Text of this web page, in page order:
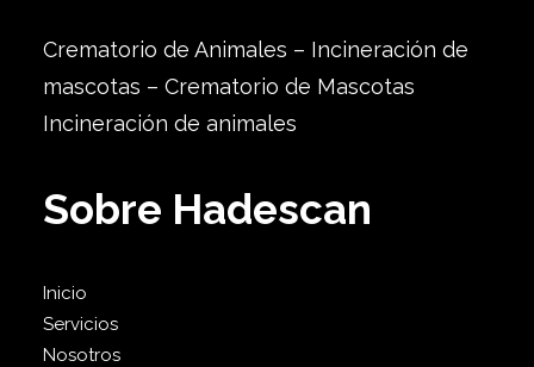
Crematorio de Animales – Incineración de
mascotas – Crematorio de Mascotas
Incineración de animales
Sobre Hadescan
Inicio
Servicios
Nosotros